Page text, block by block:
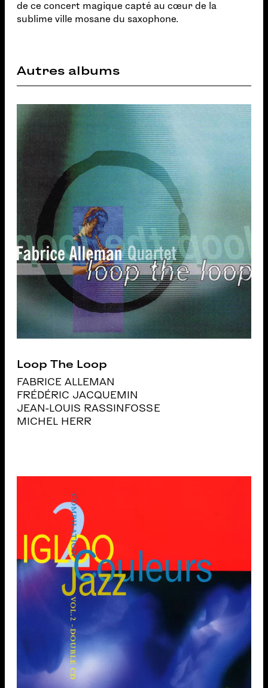
de ce concert magique capté au cœur de la
sublime ville mosane du saxophone.
Autres albums
Loop The Loop
FABRICE ALLEMAN
FRÉDÉRIC JACQUEMIN
JEAN-LOUIS RASSINFOSSE
MICHEL HERR